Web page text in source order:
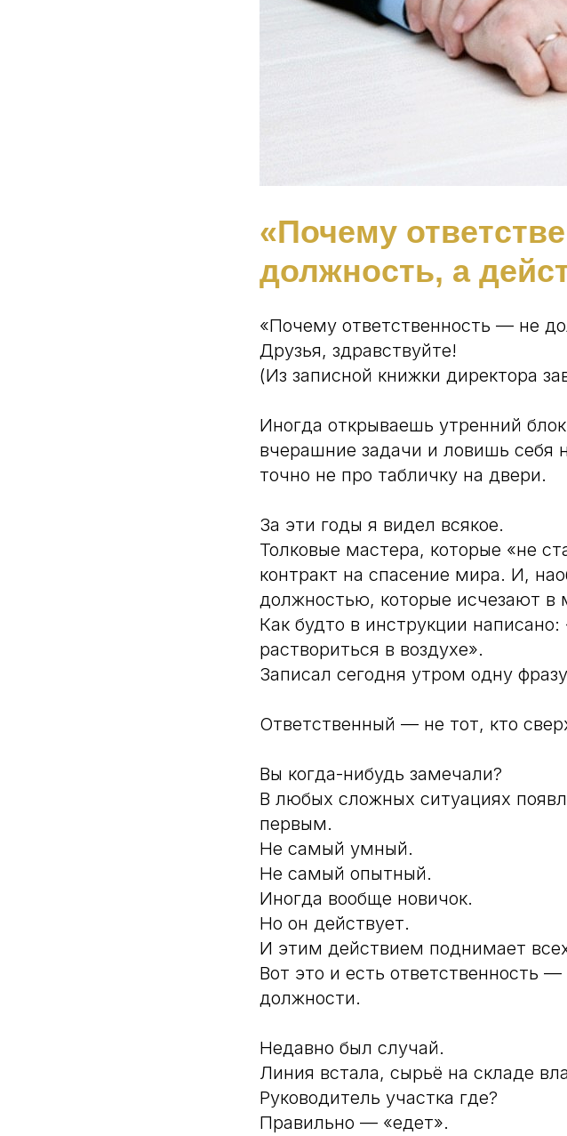
«Почему
должность, а
«Почему ответственность — не
Друзья, здравствуйте!
(Из записной книжки директора
Иногда открываешь утренний
вчерашние задачи и ловишь себя
точно не про табличку на двери.
За эти годы я видел всякое.
Толковые мастера, которые «не
контракт на спасение мира. И,
должностью, которые исчезают в
Как будто в инструкции
раствориться в воздухе».
Записал сегодня утром одну
Ответственный — не тот, кто
Вы когда-нибудь замечали?
В любых сложных ситуациях
первым.
Не самый умный.
Не самый опытный.
Иногда вообще новичок.
Но он действует.
И этим действием поднимает
Вот это и есть ответственность
должности.
Недавно был случай.
Линия встала, сырьё на складе
Руководитель участка где?
Правильно — «едет».